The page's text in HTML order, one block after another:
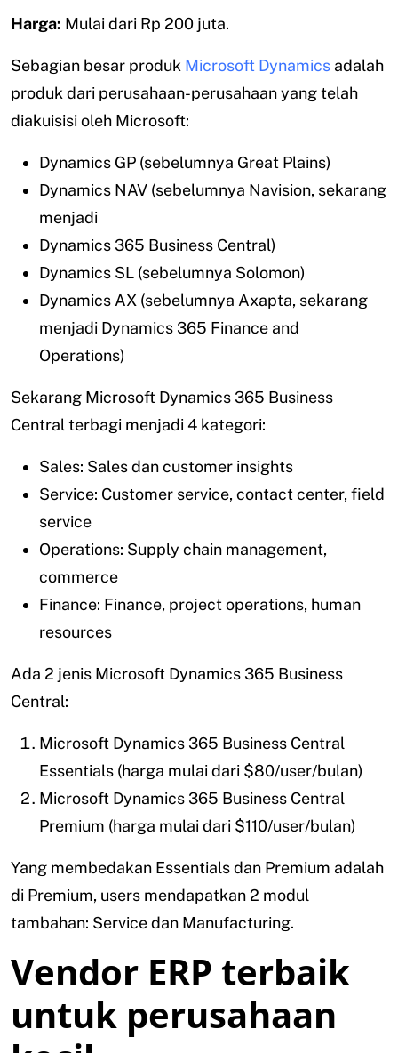
Harga: Mulai dari Rp 200 juta.
Sebagian besar produk Microsoft Dynamics adalah
produk dari perusahaan-perusahaan yang telah
diakuisisi oleh Microsoft:
Dynamics GP (sebelumnya Great Plains)
Dynamics NAV (sebelumnya Navision, sekarang
menjadi
Dynamics 365 Business Central)
Dynamics SL (sebelumnya Solomon)
Dynamics AX (sebelumnya Axapta, sekarang
menjadi Dynamics 365 Finance and
Operations)
Sekarang Microsoft Dynamics 365 Business
Central terbagi menjadi 4 kategori:
Sales: Sales dan customer insights
Service: Customer service, contact center, field
service
Operations: Supply chain management,
commerce
Finance: Finance, project operations, human
resources
Ada 2 jenis Microsoft Dynamics 365 Business
Central:
Microsoft Dynamics 365 Business Central
Essentials (harga mulai dari $80/user/bulan)
Microsoft Dynamics 365 Business Central
Premium (harga mulai dari $110/user/bulan)
Yang membedakan Essentials dan Premium adalah
di Premium, users mendapatkan 2 modul
tambahan: Service dan Manufacturing.
Vendor ERP terbaik
untuk perusahaan